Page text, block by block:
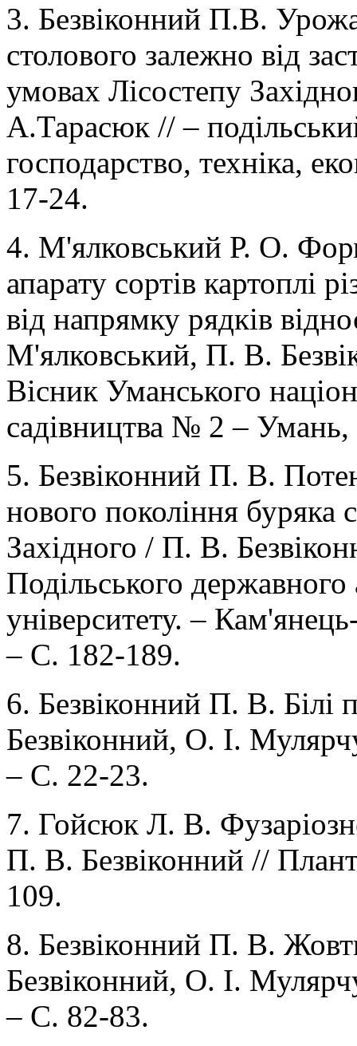
3. Безвіконний П.В.
столового залежно від
умовах Лісостепу
А.Тарасюк // –
господарство, техніка,
17-24.
4. М'ялковський Р. О.
апарату сортів картоплі
від напрямку рядків
М'ялковський, П. В.
Вісник Уманського
садівництва № 2 –
5. Безвіконний П. В.
нового покоління буряка
Західного / П. В.
Подільського державного
університету. –
– С. 182-189.
6. Безвіконний П. В.
Безвіконний, О. І.
– С. 22-23.
7. Гойсюк Л. В.
П. В. Безвіконний //
109.
8. Безвіконний П. В.
Безвіконний, О. І.
– С. 82-83.